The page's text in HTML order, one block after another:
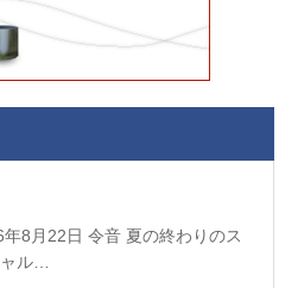
年8月22日 令音 夏の終わりのス
ル…